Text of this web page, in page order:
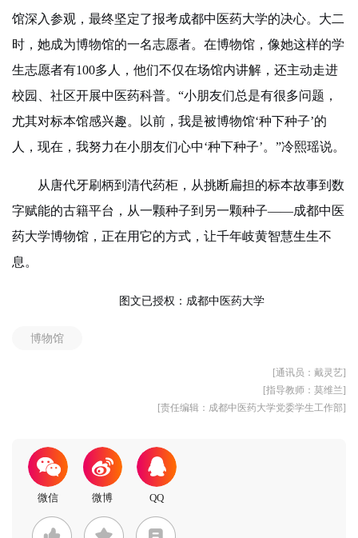
馆深入参观，最终坚定了报考成都中医药大学的决心。大二
时，她成为博物馆的一名志愿者。在博物馆，像她这样的学
生志愿者有100多人，他们不仅在场馆内讲解，还主动走进
校园、社区开展中医药科普。“小朋友们总是有很多问题，
尤其对标本馆感兴趣。以前，我是被博物馆‘种下种子’的
人，现在，我努力在小朋友们心中‘种下种子’。”冷熙瑶说。
从唐代牙刷柄到清代药柜，从挑断扁担的标本故事到数
字赋能的古籍平台，从一颗种子到另一颗种子——成都中医
药大学博物馆，正在用它的方式，让千年岐黄智慧生生不
息。
图文已授权：成都中医药大学
博物馆
[通讯员：戴灵艺]
[指导教师：莫维兰]
[责任编辑：成都中医药大学党委学生工作部]